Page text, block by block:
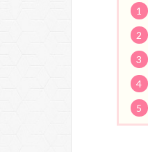
1
2
3
4
5